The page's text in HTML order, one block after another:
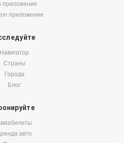
приложение
приложение
Навигатор
Страны
Города
Блог
авто